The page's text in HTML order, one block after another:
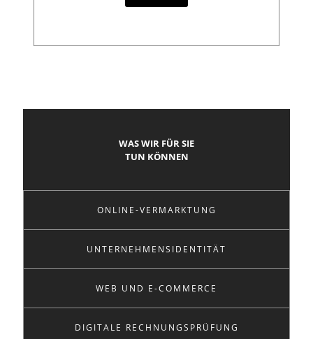
WAS WIR FÜR SIE
TUN KÖNNEN
ONLINE-VERMARKTUNG
UNTERNEHMENSIDENTITÄT
WEB UND E-COMMERCE
DIGITALE RECHNUNGSPRÜFUNG